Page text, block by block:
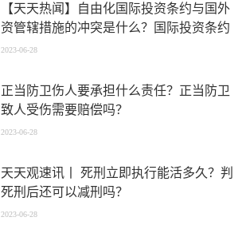
【天天热闻】自由化国际投资条约与国外
资管辖措施的冲突是什么？国际投资条约
中防御性条款设置的模式有什么？
2023-06-28
正当防卫伤人要承担什么责任？正当防卫
致人受伤需要赔偿吗？
2023-06-28
天天观速讯丨 死刑立即执行能活多久？判
死刑后还可以减刑吗？
2023-06-28